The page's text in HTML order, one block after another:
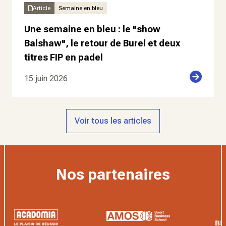
Article Semaine en bleu
Une semaine en bleu : le "show
Balshaw", le retour de Burel et deux
titres FIP en padel
15 juin 2026
Voir tous les articles
Nos partenaires